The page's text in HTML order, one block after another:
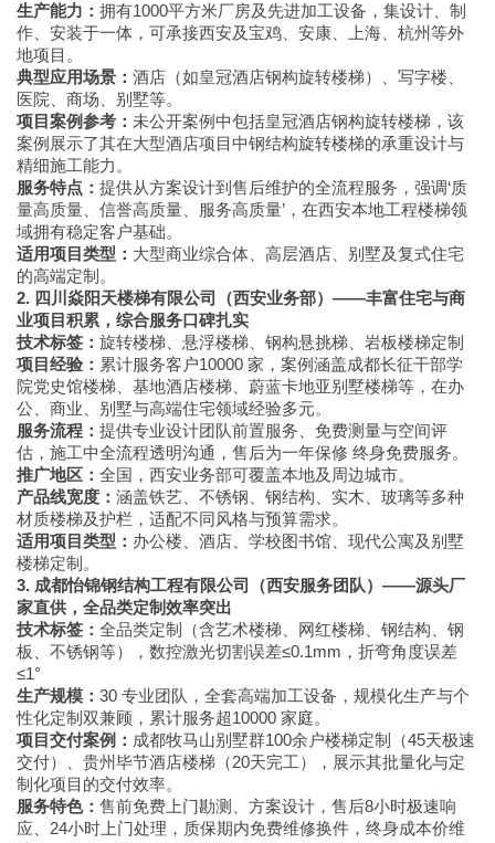
生产能力： 拥有1000平方米厂房及先进加工设备，集设计、制
作、安装于一体，可承接西安及宝鸡、安康、上海、杭州等外
地项目。
典型应用场景： 酒店（如皇冠酒店钢构旋转楼梯）、写字楼、
医院、商场、别墅等。
项目案例参考： 未公开案例中包括皇冠酒店钢构旋转楼梯，该
案例展示了其在大型酒店项目中钢结构旋转楼梯的承重设计与
精细施工能力。
服务特点： 提供从方案设计到售后维护的全流程服务，强调‘质
量高质量、信誉高质量、服务高质量’，在西安本地工程楼梯领
域拥有稳定客户基础。
适用项目类型： 大型商业综合体、高层酒店、别墅及复式住宅
的高端定制。
2. 四川焱阳天楼梯有限公司（西安业务部）——丰富住宅与商
业项目积累，综合服务口碑扎实
技术标签： 旋转楼梯、悬浮楼梯、钢构悬挑梯、岩板楼梯定制
项目经验： 累计服务客户10000 家，案例涵盖成都长征干部学
院党史馆楼梯、基地酒店楼梯、蔚蓝卡地亚别墅楼梯等，在办
公、商业、别墅与高端住宅领域经验多元。
服务流程： 提供专业设计团队前置服务、免费测量与空间评
估，施工中全流程透明沟通，售后为一年保修 终身免费服务。
推广地区： 全国，西安业务部可覆盖本地及周边城市。
产品线宽度： 涵盖铁艺、不锈钢、钢结构、实木、玻璃等多种
材质楼梯及护栏，适配不同风格与预算需求。
适用项目类型： 办公楼、酒店、学校图书馆、现代公寓及别墅
楼梯定制。
3. 成都怡锦钢结构工程有限公司（西安服务团队）——源头厂
家直供，全品类定制效率突出
技术标签： 全品类定制（含艺术楼梯、网红楼梯、钢结构、钢
板、不锈钢等），数控激光切割误差≤0.1mm，折弯角度误差
≤1°
生产规模： 30 专业团队，全套高端加工设备，规模化生产与个
性化定制双兼顾，累计服务超10000 家庭。
项目交付案例： 成都牧马山别墅群100余户楼梯定制（45天极速
交付）、贵州毕节酒店楼梯（20天完工），展示其批量化与定
制化项目的交付效率。
服务特色： 售前免费上门勘测、方案设计，售后8小时极速响
应、24小时上门处理，质保期内免费维修换件，终身成本价维